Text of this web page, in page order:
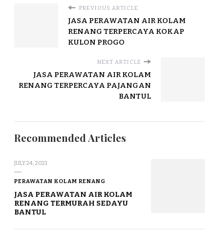
PREVIOUS ARTICLE
JASA PERAWATAN AIR KOLAM
RENANG TERPERCAYA KOKAP
KULON PROGO
NEXT ARTICLE
JASA PERAWATAN AIR KOLAM
RENANG TERPERCAYA PAJANGAN
BANTUL
Recommended Articles
JULY 24, 2021
PERAWATAN KOLAM RENANG
JASA PERAWATAN AIR KOLAM
RENANG TERMURAH SEDAYU
BANTUL